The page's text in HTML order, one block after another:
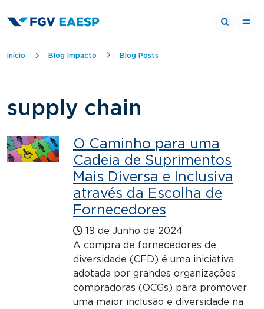
Trilha de navegação
Início Blog Impacto Blog Posts
supply chain
O Caminho para uma
Cadeia de Suprimentos
Mais Diversa e Inclusiva
através da Escolha de
Fornecedores
19 de Junho de 2024
A compra de fornecedores de
diversidade (CFD) é uma iniciativa
adotada por grandes organizações
compradoras (OCGs) para promover
uma maior inclusão e diversidade na